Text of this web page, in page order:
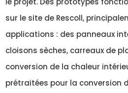
sur le site de Rescoll,
applications : des panneaux
cloisons sèches, carreaux de
conversion de la chaleur
prétraitées pour la conversion